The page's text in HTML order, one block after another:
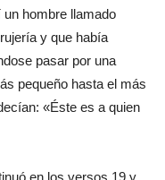
hombre llamado
y que había
pasar por una
pequeño hasta el más
«Éste es a quien
en los versos 19 y